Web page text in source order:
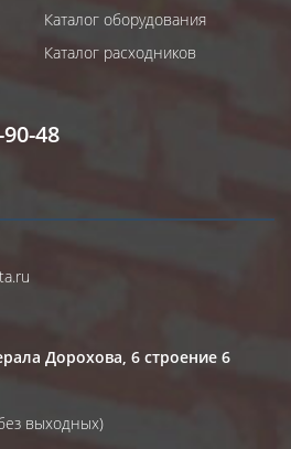
Каталог оборудования
Каталог расходников
48
Дорохова, 6 строение 6
выходных)